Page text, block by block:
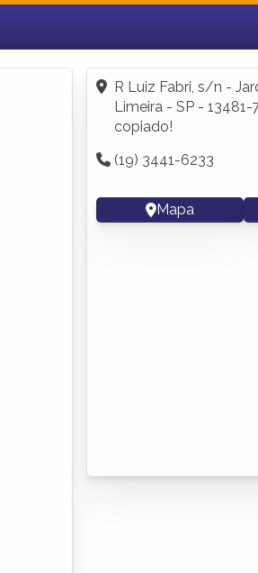
Fazer login
Criar conta
R Luiz Fabri, s/n -
Limeira - SP - 13481-
copiado!
(19) 3441-6233
Mapa